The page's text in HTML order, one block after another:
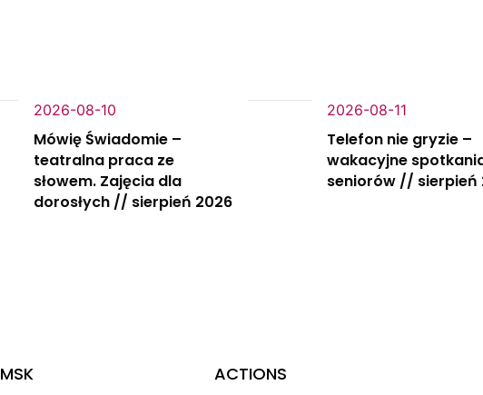
2026-08-10
Mówię Świadomie –
teatralna praca ze
słowem. Zajęcia dla
dorosłych // sierpień 2026
2026-08-11
Telefon nie gryzie –
wakacyjne
seniorów // sierpień
MSK ACTIONS